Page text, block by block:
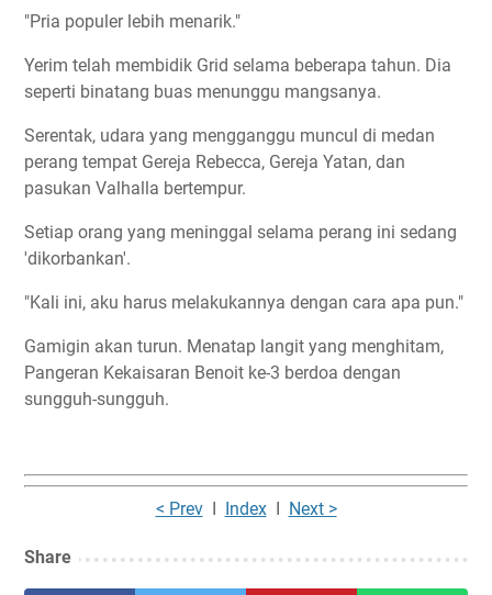
"Pria populer lebih menarik."
Yerim telah membidik Grid selama beberapa tahun. Dia
seperti binatang buas menunggu mangsanya.
Serentak, udara yang mengganggu muncul di medan
perang tempat Gereja Rebecca, Gereja Yatan, dan
pasukan Valhalla bertempur.
Setiap orang yang meninggal selama perang ini sedang
'dikorbankan'.
"Kali ini, aku harus melakukannya dengan cara apa pun."
Gamigin akan turun. Menatap langit yang menghitam,
Pangeran Kekaisaran Benoit ke-3 berdoa dengan
sungguh-sungguh.
< PrevI IndexI Next >
Share